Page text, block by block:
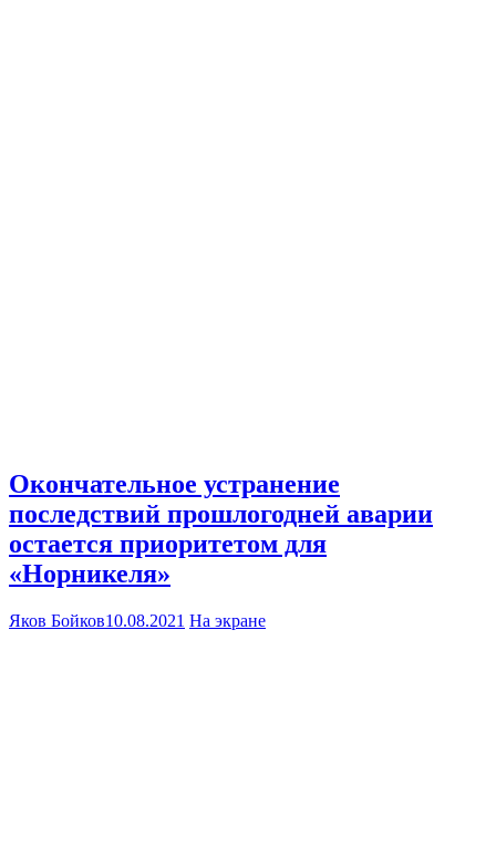
Окончательное устранение
последствий прошлогодней аварии
остается приоритетом для
«Норникеля»
Яков Бойков10.08.2021 На экране